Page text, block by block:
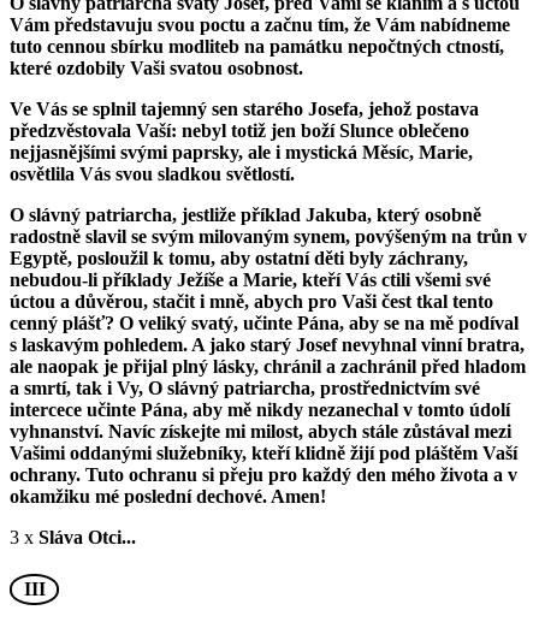
Vám představuju svou poctu a začnu tím, že Vám nabídneme
tuto cennou sbírku modliteb na památku nepočtných ctností,
které ozdobily Vaši svatou osobnost.
Ve Vás se splnil tajemný sen starého Josefa, jehož postava
předzvěstovala Vaší: nebyl totiž jen boží Slunce oblečeno
nejjasnějšími svými paprsky, ale i mystická Měsíc, Marie,
osvětlila Vás svou sladkou světlostí.
O slávný patriarcha, jestliže příklad Jakuba, který osobně
radostně slavil se svým milovaným synem, povýšeným na trůn v
Egyptě, posloužil k tomu, aby ostatní děti byly záchrany,
nebudou-li příklady Ježíše a Marie, kteří Vás ctili všemi své
úctou a důvěrou, stačit i mně, abych pro Vaši čest tkal tento
cenný plášť? O veliký svatý, učinte Pána, aby se na mě podíval
s laskavým pohledem. A jako starý Josef nevyhnal vinní bratra,
ale naopak je přijal plný lásky, chránil a zachránil před hladom
a smrtí, tak i Vy, O slávný patriarcha, prostřednictvím své
intercece učinte Pána, aby mě nikdy nezanechal v tomto údolí
vyhnanství. Navíc získejte mi milost, abych stále zůstával mezi
Vašimi oddanými služebníky, kteří klidně žijí pod pláštěm Vaší
ochrany. Tuto ochranu si přeju pro každý den mého života a v
okamžiku mé poslední dechové. Amen!
3 x Sláva Otci...
III